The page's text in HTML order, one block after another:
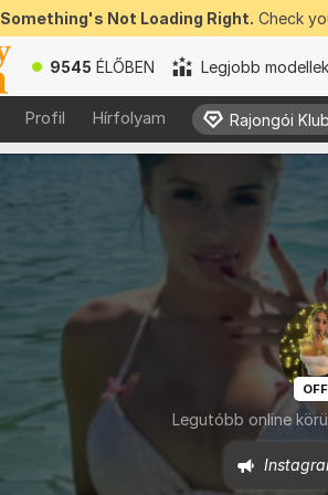
Something's Not Loading Right. Check
9545 ÉLŐBEN Legjobb modellek
Profil Hírfolyam Rajongói Klub
Rajongói Klub
Legutóbb online